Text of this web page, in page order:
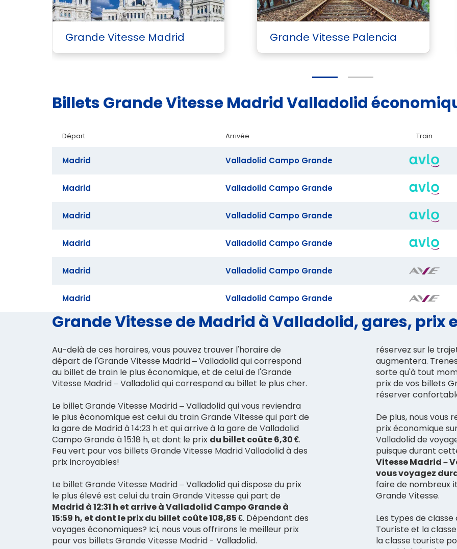
Grande Vitesse Madrid Grande Vitesse Palencia
Billets Grande Vitesse Madrid Valladolid
Départ Arrivée Train
Madrid Valladolid Campo Grande
Madrid Valladolid Campo Grande
Madrid Valladolid Campo Grande
Madrid Valladolid Campo Grande
Madrid Valladolid Campo Grande
Madrid Valladolid Campo Grande
Grande Vitesse de Madrid à Valladolid, gares, prix
Au-delà de ces horaires, vous pouvez trouver l'horaire de
départ de l'Grande Vitesse Madrid – Valladolid qui correspond
au billet de train le plus économique, et de celui de l'Grande
Vitesse Madrid – Valladolid qui correspond au billet le plus cher.
Le billet Grande Vitesse Madrid – Valladolid qui vous reviendra
le plus économique est celui du train Grande Vitesse qui part de
la gare de Madrid à 14:23 h et qui arrive à la gare de Valladolid
Campo Grande à 15:18 h, et dont le prix du billet coûte 6,30 €.
Feu vert pour vos billets Grande Vitesse Madrid Valladolid à des
prix incroyables!
Le billet Grande Vitesse Madrid – Valladolid qui dispose du prix
le plus élevé est celui du train Grande Vitesse qui part de
Madrid à 12:31 h et arrive à Valladolid Campo Grande à
15:59 h, et dont le prix du billet coûte 108,85 €. Dépendant des
voyages économiques? Ici, nous vous offrirons le meilleur prix
pour vos billets Grande Vitesse Madrid - Valladolid.
réservez sur le
augmentera.
sorte qu'à tout
prix de vos billets
réserver
De plus, nous vous
prix économique
Valladolid de
puisque durant
Vitesse Madrid –
vous voyagez
faire de nombreux
Grande Vitesse.
Les types de
Touriste et la
la classe touriste